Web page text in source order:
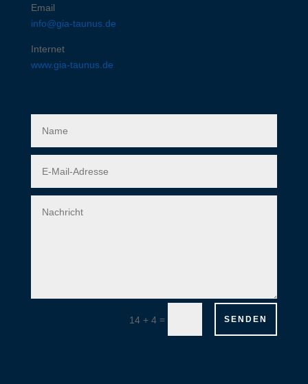
Email
info@gia-taunus.de
Internet
www.gia-taunus.de
14 + 4 = SENDEN